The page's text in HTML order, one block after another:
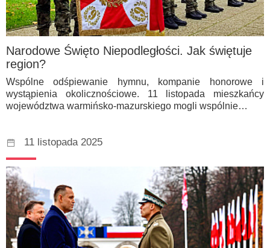
Narodowe Święto Niepodległości. Jak świętuje
region?
Wspólne odśpiewanie hymnu, kompanie honorowe i
wystąpienia okolicznościowe. 11 listopada mieszkańcy
województwa warmińsko-mazurskiego mogli wspólnie…
11 listopada 2025